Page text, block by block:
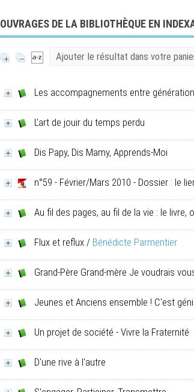
OUVRAGES DE LA BIBLIOTHÈQUE EN
Ajouter le résultat dans votre
Les accompagnements entre
L'art de jouir du temps perdu
Dis Papy, Dis Mamy, Apprends-Moi
n°59 - Février/Mars 2010 - Dossier : le
Au fil des pages, au fil de la vie : le
Flux et reflux / Bénédicte Parmentier
Grand-Père Grand-mère Je voudrais
Jeunes et Anciens ensemble ! C'est
Un projet de société - Vivre la Fraternité
D'une rive à l'autre